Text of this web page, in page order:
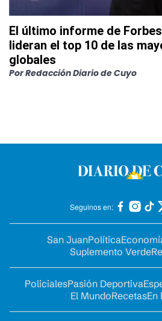
El último informe de
lideran el top 10 de las
globales
PorRedacción Diario de Cuyo
Seguinos en:
San JuanPolítica
Suplemento Verde
PolicialesPasión Deportiva
El MundoRecetasEn